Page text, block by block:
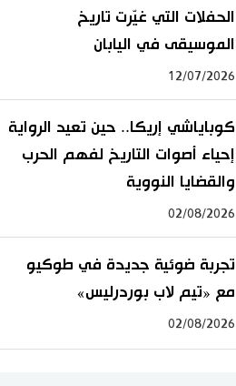
الحفلات التي غيّرت تاريخ
الموسيقى في اليابان
12/07/2026
كوباياشي إريكا.. حين تعيد الرواية
إحياء أصوات التاريخ لفهم الحرب
والقضايا النووية
02/08/2026
تجربة ضوئية جديدة في طوكيو
مع «تيم لاب بوردرليس»
02/08/2026